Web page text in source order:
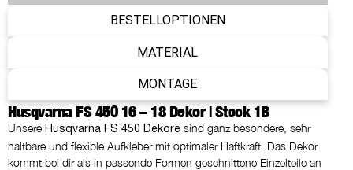
Gabelschutz Sticker WP
Name
NEIN DANKE
BESTELLOPTIONEN
MATERIAL
MONTAGE
Husqvarna FS 450 16 – 18 Dekor | Stock 1B
Unsere Husqvarna FS 450 Dekore sind ganz besondere, sehr
haltbare und flexible Aufkleber mit optimaler Haftkraft. Das Dekor
kommt bei dir als in passende Formen geschnittene Einzelteile an